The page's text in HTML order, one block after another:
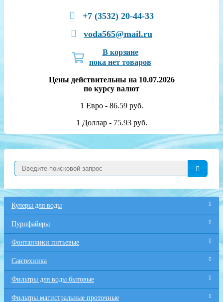
+7 (3532) 20-44-33
voda565@mail.ru
В корзине
пока нет товаров
Цены действительны на 10.07.2026
по курсу валют
1 Евро - 86.59 руб.
1 Доллар - 75.93 руб.
Кулеры для воды
Пурифайеры
Фонтанчики питьевые
Сантехника
Фильтры для воды бытовые
Фильтры магистральные проточные